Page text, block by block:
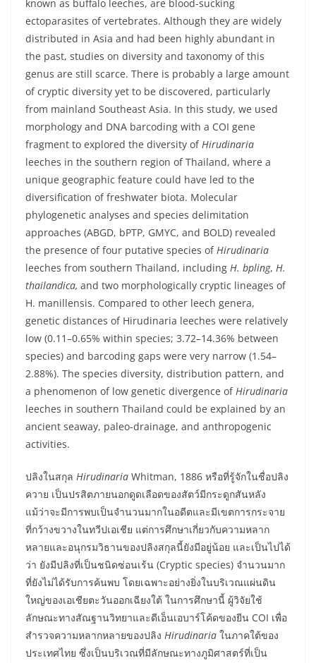
known as buffalo leeches, are blood-sucking
ectoparasites of vertebrates. Although they are widely
distributed in Asia and had been highly abundant in
the past, studies on diversity and taxonomy of this
genus are still scarce. There is probably a large amount
of cryptic diversity yet to be discovered, particularly
from mainland Southeast Asia. In this study, we used
morphology and DNA barcoding with a COI gene
fragment to explored the diversity ofHirudinaria
leeches in the southern region of Thailand, where a
unique geographic feature could have led to the
diversification of freshwater biota. Molecular
phylogenetic analyses and species delimitation
approaches (ABGD, bPTP, GMYC, and BOLD) revealed
the presence of four putative species ofHirudinaria
leeches from southern Thailand, including H. bpling, H.
thailandica, and two morphologically cryptic lineages of
H. manillensis. Compared to other leech genera,
genetic distances of Hirudinaria leeches were relatively
low (0.11–0.65% within species; 3.72–14.36% between
species) and barcoding gaps were very narrow (1.54–
2.88%). The species diversity, distribution pattern, and
a phenomenon of low genetic divergence ofHirudinaria
leeches in southern Thailand could be explained by an
ancient seaway, paleo-drainage, and anthropogenic
activities.
ปลิงในสกุล Hirudinaria Whitman, 1886 หรือที่รู้จักในชื่อปลิง
ควาย เป็นปรสิตภายนอกดูดเลือดของสัตว์มีกระดูกสันหลัง
แม้ว่าจะมีการพบเป็นจำนวนมากในอดีตและมีเขตการกระจาย
ที่กว้างขวางในทวีปเอเชีย แต่การศึกษาเกี่ยวกับความหลาก
หลายและอนุกรมวิธานของปลิงสกุลนี้ยังมีอยู่น้อย และเป็นไปได้
ว่า ยังมีปลิงที่เป็นชนิดซ่อนเร้น (Cryptic species) จำนวนมาก
ที่ยังไม่ได้รับการค้นพบ โดยเฉพาะอย่างยิ่งในบริเวณแผ่นดิน
ใหญ่ของเอเชียตะวันออกเฉียงใต้ ในการศึกษานี้ ผู้วิจัยใช้
ลักษณะทางสัณฐานวิทยาและดีเอ็นเอบาร์โค้ดของยีน COI เพื่อ
สำรวจความหลากหลายของปลิง Hirudinaria ในภาคใต้ของ
ประเทศไทย ซึ่งเป็นบริเวณที่มีลักษณะทางภูมิศาสตร์ที่เป็น